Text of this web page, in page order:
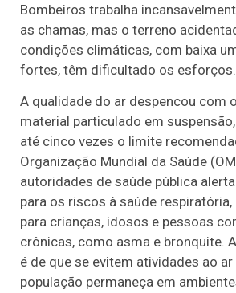
Bombeiros trabalha
as chamas, mas o terreno
condições climáticas, com baixa
fortes, têm dificultado os esforços.
A qualidade do ar despencou com
material particulado em
até cinco vezes o limite
Organização Mundial da Saúde
autoridades de saúde pública
para os riscos à saúde
para crianças, idosos e pessoas
crônicas, como asma e bronquite.
é de que se evitem atividades ao ar
população permaneça em